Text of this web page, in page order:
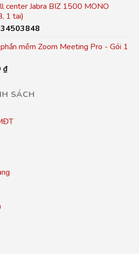
center Jabra BIZ 1500 MONO
1 tai)
mềm Zoom Meeting Pro - Gói 1
₫
SÁCH